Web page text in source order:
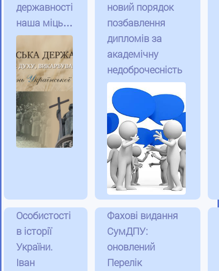
державності
наша міць…
новий порядок
позбавлення
дипломів за
академічну
недоброчесність
Особистості
в історії
України.
Іван
Фахові видання
СумДПУ:
оновлений
Перелік